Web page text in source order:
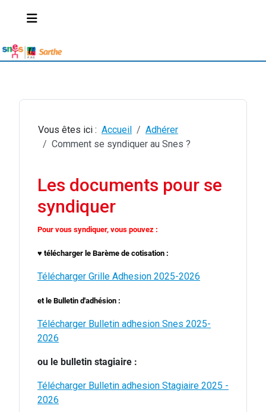
Vous êtes ici : Accueil
Adhérer
Comment se syndiquer au Snes ?
Les documents pour se
syndiquer
Pour vous syndiquer, vous pouvez :
♥ télécharger le Barème de cotisation :
Télécharger Grille Adhesion 2025-2026
et le Bulletin d'adhésion :
Télécharger Bulletin adhesion Snes 2025-
2026
ou le bulletin stagiaire :
Télécharger Bulletin adhesion Stagiaire 2025 -
2026